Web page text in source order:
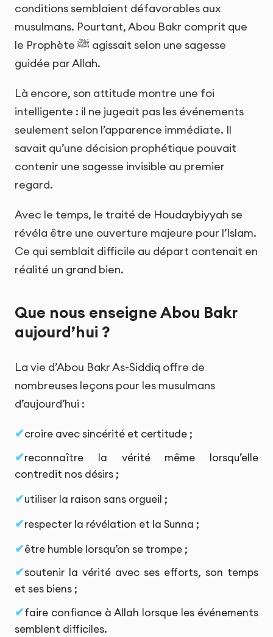
conditions semblaient défavorables aux
musulmans. Pourtant, Abou Bakr comprit que
le Prophète ﷺ agissait selon une sagesse
guidée par Allah.
Là encore, son attitude montre une foi
intelligente : il ne jugeait pas les événements
seulement selon l’apparence immédiate. Il
savait qu’une décision prophétique pouvait
contenir une sagesse invisible au premier
regard.
Avec le temps, le traité de Houdaybiyyah se
révéla être une ouverture majeure pour l’Islam.
Ce qui semblait difficile au départ contenait en
réalité un grand bien.
Que nous enseigne Abou Bakr
aujourd’hui ?
La vie d’Abou Bakr As-Siddiq offre de
nombreuses leçons pour les musulmans
d’aujourd’hui :
croire avec sincérité et certitude ;
reconnaître la vérité même lorsqu’elle
contredit nos désirs ;
utiliser la raison sans orgueil ;
respecter la révélation et la Sunna ;
être humble lorsqu’on se trompe ;
soutenir la vérité avec ses efforts, son temps
et ses biens ;
faire confiance à Allah lorsque les événements
semblent difficiles.